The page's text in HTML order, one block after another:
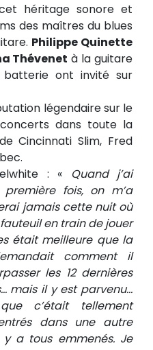
héritage sonore et
des maîtres du blues
Philippe Quinette
Thévenet à la guitare
ont invité sur
légendaire sur le
dans toute la
Cincinnati Slim, Fred
: «
Quand j’ai
fois, on m’a
jamais cette nuit où
en train de jouer
était meilleure que la
comment il
les 12 dernières
mais il y est parvenu…
c’était tellement
dans une autre
a tous emmenés. Je